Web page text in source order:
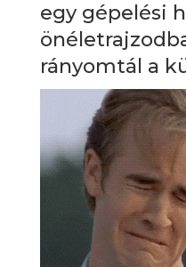
egy gépelési
rányomtál a